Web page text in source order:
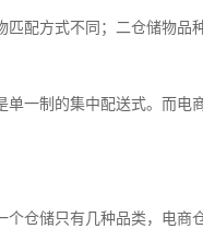
配方式不同；二仓储物品
一制的集中配送式。而
仓储只有几种品类，电